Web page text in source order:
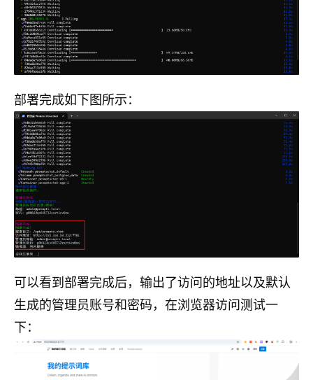
部署完成如下图所示：
可以看到部署完成后，输出了访问的地址以及默认
生成的管理员账号和密码，在浏览器访问测试一
下：